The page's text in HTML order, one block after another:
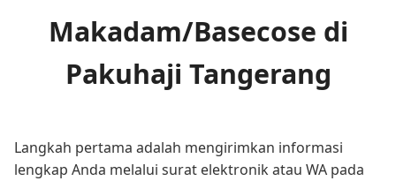
Makadam/Basecose di
Pakuhaji Tangerang
Langkah pertama adalah mengirimkan informasi
lengkap Anda melalui surat elektronik atau WA pada